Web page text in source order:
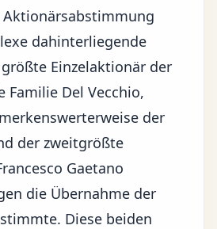
Aktionärsabstimmung
dahinterliegende
Einzelaktionär der
Familie Del Vecchio,
der
der zweitgrößte
Gaetano
die Übernahme der
Diese beiden